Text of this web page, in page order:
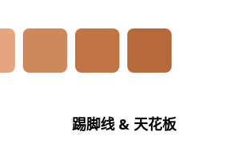
踢脚线 & 天花板